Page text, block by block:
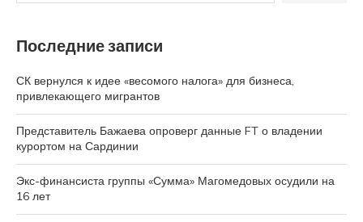
Последние записи
СК вернулся к идее «весомого налога» для бизнеса,
привлекающего мигрантов
Представитель Бажаева опроверг данные FT о владении
курортом на Сардинии
Экс-финансиста группы «Сумма» Магомедовых осудили на
16 лет